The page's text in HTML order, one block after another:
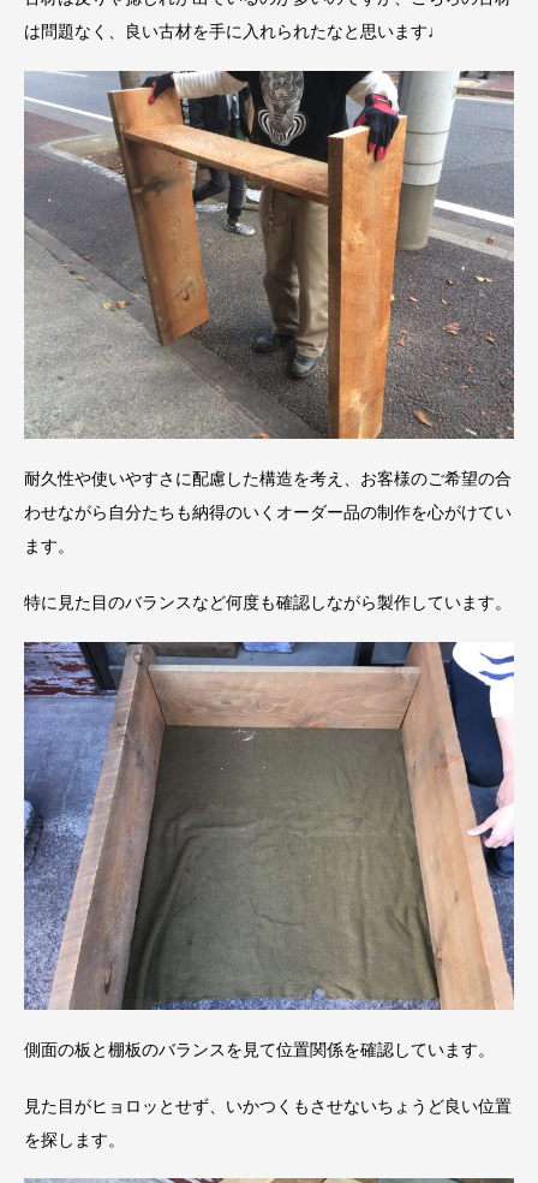
は問題なく、良い古材を手に入れられたなと思います♩
耐久性や使いやすさに配慮した構造を考え、お客様のご希望の合
わせながら自分たちも納得のいくオーダー品の制作を心がけてい
ます。
特に見た目のバランスなど何度も確認しながら製作しています。
側面の板と棚板のバランスを見て位置関係を確認しています。
見た目がヒョロッとせず、いかつくもさせないちょうど良い位置
を探します。